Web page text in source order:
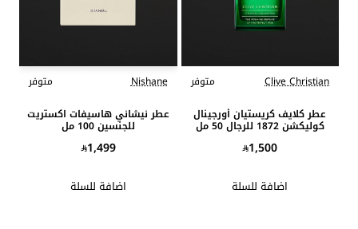
Clive Christian
متوفر
عطر كلايف كريستيان أورجينال
كوليكشن 1872 للرجال 50 مل
1,500
اضافة للسلة
Nishane
متوفر
عطر نيشاني هاسيفات اكستريت
للجنسين 100 مل
1,499
اضافة للسلة